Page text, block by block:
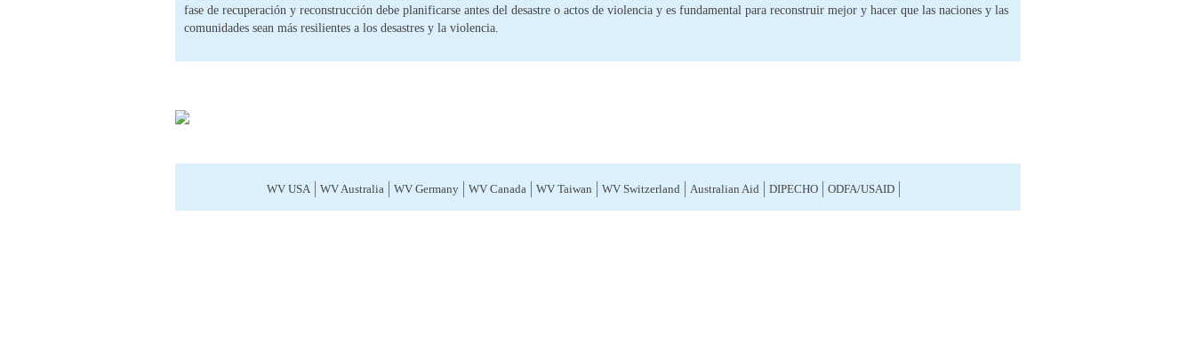
fase de recuperación y reconstrucción debe planificarse antes del desastre o actos de violencia y es fundamental para reconstruir mejor y hacer que las naciones y las
comunidades sean más resilientes a los desastres y la violencia.
WV USA WV Australia WV Germany WV Canada WV Taiwan WV Switzerland Australian Aid DIPECHO ODFA/USAID